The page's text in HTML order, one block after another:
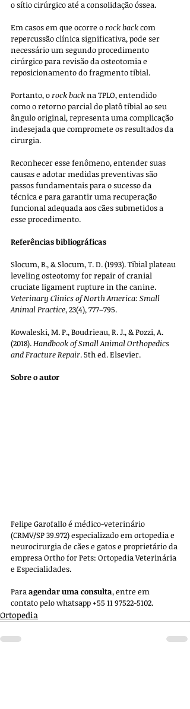
o sítio cirúrgico até a consolidação óssea.
Em casos em que ocorre o rock back com
repercussão clínica significativa, pode ser
necessário um segundo procedimento
cirúrgico para revisão da osteotomia e
reposicionamento do fragmento tibial.
Portanto, o rock back na TPLO, entendido
como o retorno parcial do platô tibial ao seu
ângulo original, representa uma complicação
indesejada que compromete os resultados da
cirurgia.
Reconhecer esse fenômeno, entender suas
causas e adotar medidas preventivas são
passos fundamentais para o sucesso da
técnica e para garantir uma recuperação
funcional adequada aos cães submetidos a
esse procedimento.
Referências bibliográficas
Slocum, B., & Slocum, T. D. (1993). Tibial plateau
leveling osteotomy for repair of cranial
cruciate ligament rupture in the canine.
Veterinary Clinics of North America: Small
Animal Practice, 23(4), 777–795.
Kowaleski, M. P., Boudrieau, R. J., & Pozzi, A.
(2018). Handbook of Small Animal Orthopedics
and Fracture Repair. 5th ed. Elsevier.
Sobre o autor
Felipe Garofallo é médico-veterinário
(CRMV/SP 39.972) especializado em ortopedia e
neurocirurgia de cães e gatos e proprietário da
empresa Ortho for Pets: Ortopedia Veterinária
e Especialidades.
Para agendar uma consulta, entre em
contato pelo whatsapp +55 11 97522-5102.
Ortopedia